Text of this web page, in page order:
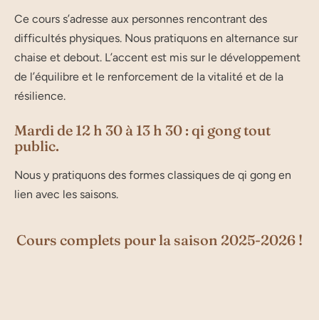
Ce cours s’adresse aux personnes rencontrant des
difficultés physiques. Nous pratiquons en alternance sur
chaise et debout. L’accent est mis sur le développement
de l’équilibre et le renforcement de la vitalité et de la
résilience.
Mardi de 12 h 30 à 13 h 30 : qi gong tout
public.
Nous y pratiquons des formes classiques de qi gong en
lien avec les saisons.
Cours complets pour la saison 2025-2026 !